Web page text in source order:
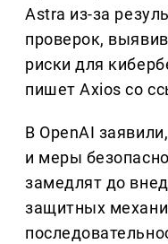
Astra из-за
проверок,
риски для
пишет Axios со
В OpenAI
и меры
замедлят до
защитных